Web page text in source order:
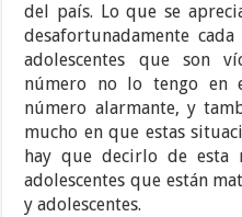
del país. Lo que se
desafortunadamente
adolescentes que son
número no lo tengo en
número alarmante, y
mucho en que estas
hay que decirlo de esta
adolescentes que están
y adolescentes.